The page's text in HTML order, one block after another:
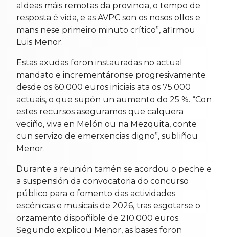
aldeas máis remotas da provincia, o tempo de
resposta é vida, e as AVPC son os nosos ollos e
mans nese primeiro minuto crítico”, afirmou
Luis Menor.
Estas axudas foron instauradas no actual
mandato e incrementáronse progresivamente
desde os 60.000 euros iniciais ata os 75.000
actuais, o que supón un aumento do 25 %. “Con
estes recursos aseguramos que calquera
veciño, viva en Melón ou na Mezquita, conte
cun servizo de emerxencias digno”, subliñou
Menor.
Durante a reunión tamén se acordou o peche e
a suspensión da convocatoria do concurso
público para o fomento das actividades
escénicas e musicais de 2026, tras esgotarse o
orzamento dispoñible de 210.000 euros.
Segundo explicou Menor, as bases foron